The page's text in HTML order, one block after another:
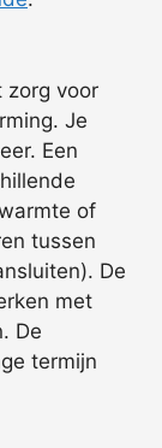
zorg voor
Je
Een
of
tussen
De
met
De
termijn